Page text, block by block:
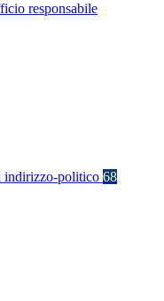
responsabile
indirizzo-politico 68